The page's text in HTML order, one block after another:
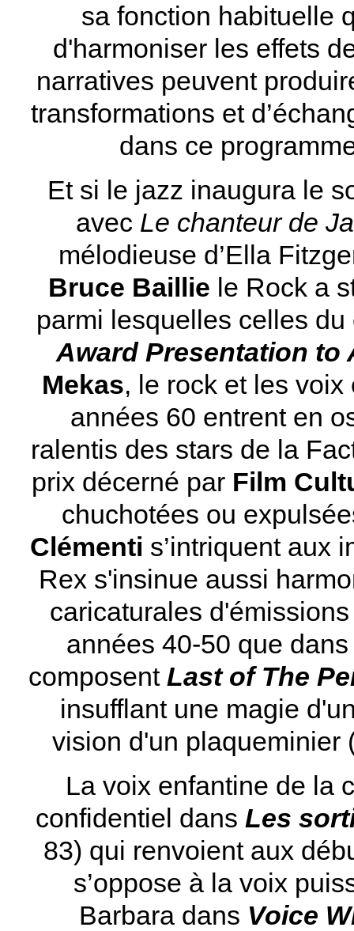
sa fonction habituelle
d'harmoniser les effets
narratives peuvent
transformations et
dans ce
Et si le jazz inaugura le
avec Le chanteur de
mélodieuse d’Ella
Bruce Baillie le Rock a
parmi lesquelles celles
Award Presentation to
Mekas, le rock et les
années 60 entrent en
ralentis des stars de la
prix décerné par Film
chuchotées ou
Clémenti s’intriquent aux
Rex s'insinue aussi
caricaturales
années 40-50 que
composent Last of The
insufflant une magie
vision d'un plaqueminier
La voix enfantine de la
confidentiel dans Les
83) qui renvoient aux
s’oppose à la voix
Barbara dans Voice